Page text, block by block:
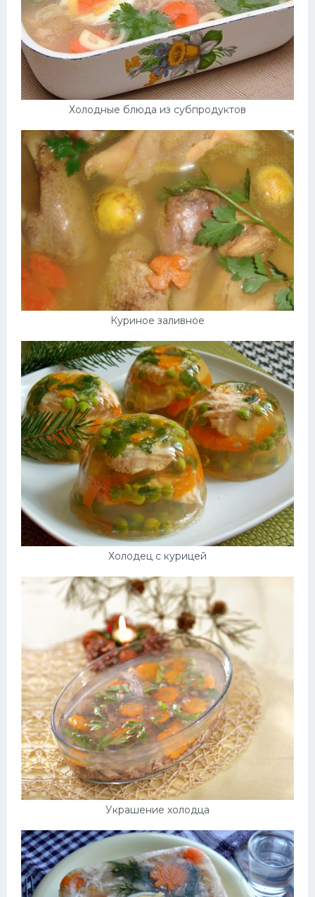
Холодные блюда из субпродуктов
Куриное заливное
Холодец с курицей
Украшение холодца